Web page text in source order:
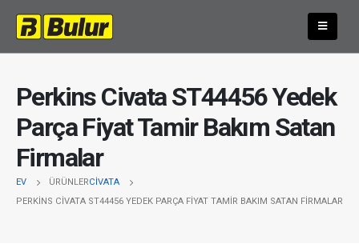
Perkins Civata ST44456 Yedek
Parça Fiyat Tamir Bakım Satan
Firmalar
EV ÜRÜNLERCIVATA
PERKINS CIVATA ST44456 YEDEK PARÇA FIYAT TAMIR BAKIM SATAN FIRMALAR